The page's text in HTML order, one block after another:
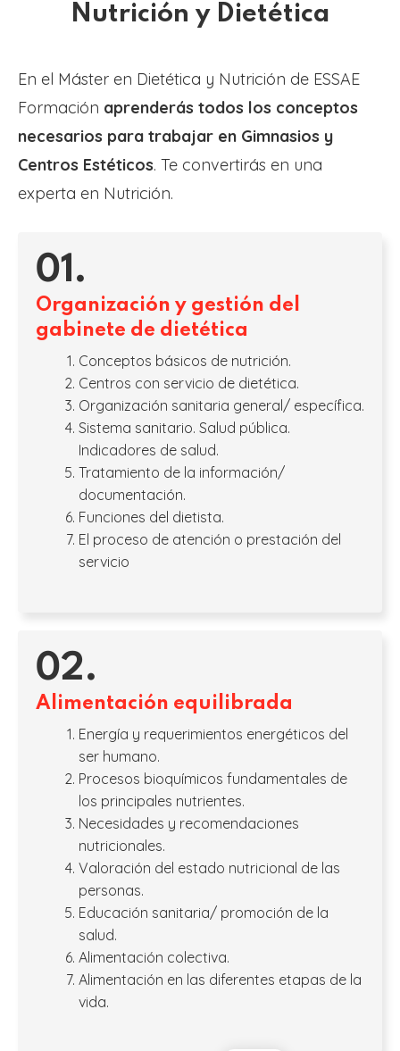
Nutrición y Dietética
En el Máster en Dietética y Nutrición de ESSAE
Formación aprenderás todos los conceptos
necesarios para trabajar en Gimnasios y
Centros Estéticos. Te convertirás en una
experta en Nutrición.
01.
Organización y gestión del
gabinete de dietética
Conceptos básicos de nutrición.
Centros con servicio de dietética.
Organización sanitaria general/ específica.
Sistema sanitario. Salud pública.
Indicadores de salud.
Tratamiento de la información/
documentación.
Funciones del dietista.
El proceso de atención o prestación del
servicio
02.
Alimentación equilibrada
Energía y requerimientos energéticos del
ser humano.
Procesos bioquímicos fundamentales de
los principales nutrientes.
Necesidades y recomendaciones
nutricionales.
Valoración del estado nutricional de las
personas.
Educación sanitaria/ promoción de la
salud.
Alimentación colectiva.
Alimentación en las diferentes etapas de la
vida.